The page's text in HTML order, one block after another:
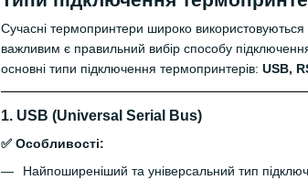
Сучасні термопринтери широко використовуються
важливим є правильний вибір способу
основні типи підключення термопринтерів: USB,
1. USB (Universal Serial Bus)
✅ Особливості:
Найпоширеніший та універсальний тип